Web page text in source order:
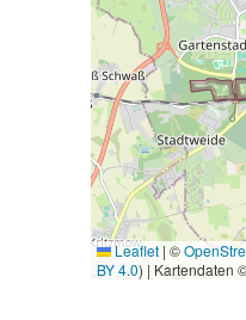
Leaflet | ©
BY 4.0) | Kartendaten